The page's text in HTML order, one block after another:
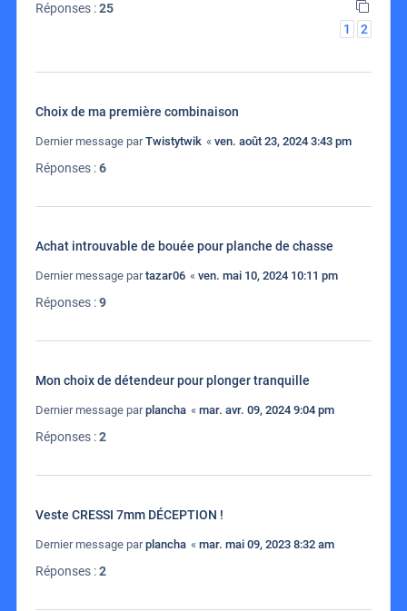
Réponses :25
1
2
Choix de ma première combinaison
Dernier message parTwistytwik « ven. août 23, 2024 3:43 pm
Réponses :6
Achat introuvable de bouée pour planche de chasse
Dernier message partazar06 « ven. mai 10, 2024 10:11 pm
Réponses :9
Mon choix de détendeur pour plonger tranquille
Dernier message parplancha « mar. avr. 09, 2024 9:04 pm
Réponses :2
Veste CRESSI 7mm DÉCEPTION !
Dernier message parplancha « mar. mai 09, 2023 8:32 am
Réponses :2